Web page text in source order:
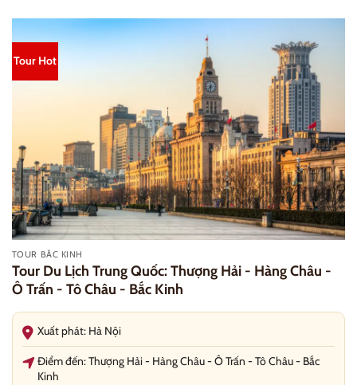
Tour Hot
TOUR BẮC KINH
Tour Du Lịch Trung Quốc: Thượng Hải - Hàng Châu -
Ô Trấn - Tô Châu - Bắc Kinh
Xuất phát: Hà Nội
Điểm đến: Thượng Hải - Hàng Châu - Ô Trấn - Tô Châu - Bắc
Kinh